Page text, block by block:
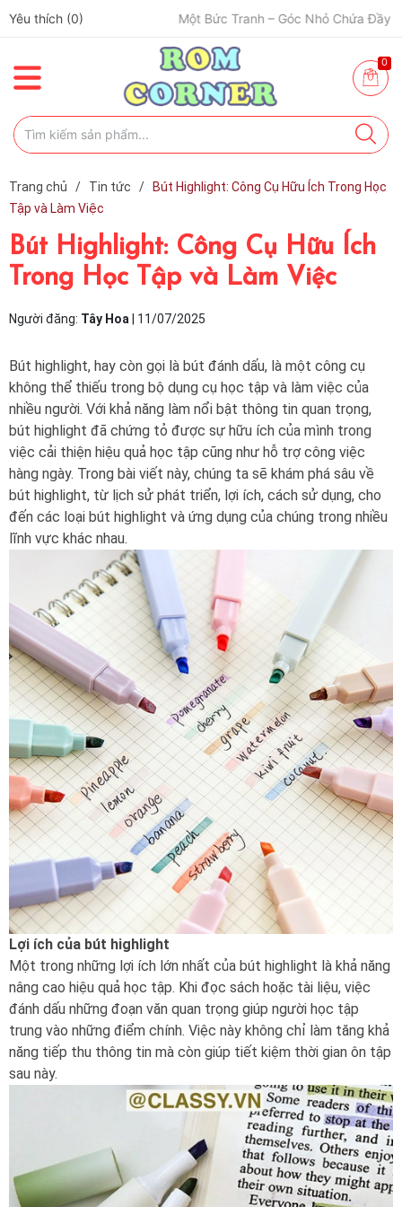
Yêu thích (0) 🎨 Một Bức Tranh – Góc Nhỏ Chứa Đầy Cảm Xúc ✨
0
Trang chủ / Tin tức /
Bút Highlight: Công Cụ Hữu Ích Trong Học
Tập và Làm Việc
Bút Highlight: Công Cụ Hữu Ích
Trong Học Tập và Làm Việc
Người đăng: Tây Hoa 11/07/2025
Bút highlight, hay còn gọi là bút đánh dấu, là một công cụ
không thể thiếu trong bộ dụng cụ học tập và làm việc của
nhiều người. Với khả năng làm nổi bật thông tin quan trọng,
bút highlight đã chứng tỏ được sự hữu ích của mình trong
việc cải thiện hiệu quả học tập cũng như hỗ trợ công việc
hàng ngày. Trong bài viết này, chúng ta sẽ khám phá sâu về
bút highlight, từ lịch sử phát triển, lợi ích, cách sử dụng, cho
đến các loại bút highlight và ứng dụng của chúng trong nhiều
lĩnh vực khác nhau.
Lợi ích của bút highlight
Một trong những lợi ích lớn nhất của bút highlight là khả năng
nâng cao hiệu quả học tập. Khi đọc sách hoặc tài liệu, việc
đánh dấu những đoạn văn quan trọng giúp người học tập
trung vào những điểm chính. Việc này không chỉ làm tăng khả
năng tiếp thu thông tin mà còn giúp tiết kiệm thời gian ôn tập
sau này.